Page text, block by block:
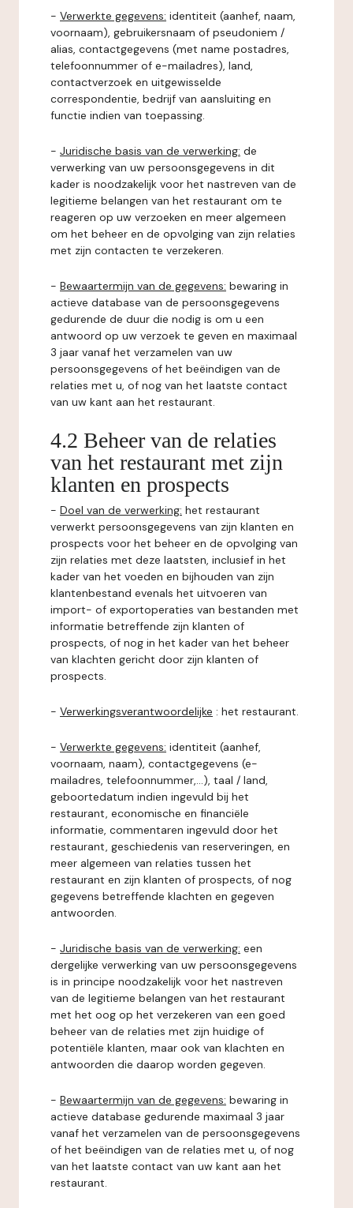
- Verwerkte gegevens: identiteit (aanhef, naam,
voornaam), gebruikersnaam of pseudoniem /
alias, contactgegevens (met name postadres,
telefoonnummer of e-mailadres), land,
contactverzoek en uitgewisselde
correspondentie, bedrijf van aansluiting en
functie indien van toepassing.
- Juridische basis van de verwerking: de
verwerking van uw persoonsgegevens in dit
kader is noodzakelijk voor het nastreven van de
legitieme belangen van het restaurant om te
reageren op uw verzoeken en meer algemeen
om het beheer en de opvolging van zijn relaties
met zijn contacten te verzekeren.
- Bewaartermijn van de gegevens: bewaring in
actieve database van de persoonsgegevens
gedurende de duur die nodig is om u een
antwoord op uw verzoek te geven en maximaal
3 jaar vanaf het verzamelen van uw
persoonsgegevens of het beëindigen van de
relaties met u, of nog van het laatste contact
van uw kant aan het restaurant.
4.2 Beheer van de relaties
van het restaurant met zijn
klanten en prospects
- Doel van de verwerking: het restaurant
verwerkt persoonsgegevens van zijn klanten en
prospects voor het beheer en de opvolging van
zijn relaties met deze laatsten, inclusief in het
kader van het voeden en bijhouden van zijn
klantenbestand evenals het uitvoeren van
import- of exportoperaties van bestanden met
informatie betreffende zijn klanten of
prospects, of nog in het kader van het beheer
van klachten gericht door zijn klanten of
prospects.
- Verwerkingsverantwoordelijke : het restaurant.
- Verwerkte gegevens: identiteit (aanhef,
voornaam, naam), contactgegevens (e-
mailadres, telefoonnummer,...), taal / land,
geboortedatum indien ingevuld bij het
restaurant, economische en financiële
informatie, commentaren ingevuld door het
restaurant, geschiedenis van reserveringen, en
meer algemeen van relaties tussen het
restaurant en zijn klanten of prospects, of nog
gegevens betreffende klachten en gegeven
antwoorden.
- Juridische basis van de verwerking: een
dergelijke verwerking van uw persoonsgegevens
is in principe noodzakelijk voor het nastreven
van de legitieme belangen van het restaurant
met het oog op het verzekeren van een goed
beheer van de relaties met zijn huidige of
potentiële klanten, maar ook van klachten en
antwoorden die daarop worden gegeven.
- Bewaartermijn van de gegevens: bewaring in
actieve database gedurende maximaal 3 jaar
vanaf het verzamelen van de persoonsgegevens
of het beëindigen van de relaties met u, of nog
van het laatste contact van uw kant aan het
restaurant.